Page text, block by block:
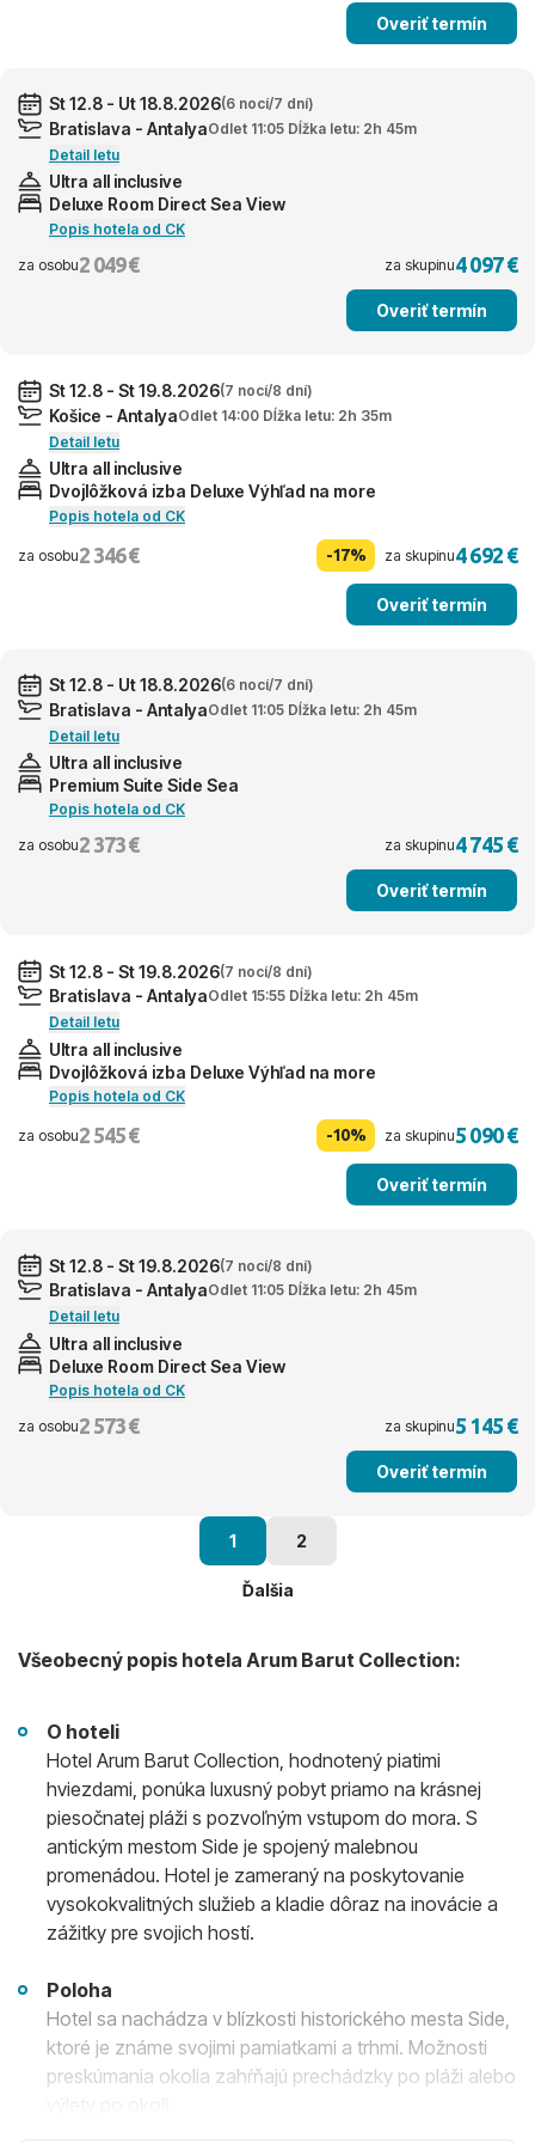
Overiť termín
St 12.8 - Ut 18.8.2026(6 nocí/7 dní)
Bratislava - AntalyaOdlet 11:05 Dĺžka letu: 2h 45m
Detail letu
Ultra all inclusive
Deluxe Room Direct Sea View
Popis hotela od CK
za osobu2 049 € za skupinu4 097 €
Overiť termín
St 12.8 - St 19.8.2026(7 nocí/8 dní)
Košice - AntalyaOdlet 14:00 Dĺžka letu: 2h 35m
Detail letu
Ultra all inclusive
Dvojlôžková izba Deluxe Výhľad na more
Popis hotela od CK
za osobu2 346 € -17% za skupinu4 692 €
Overiť termín
St 12.8 - Ut 18.8.2026(6 nocí/7 dní)
Bratislava - AntalyaOdlet 11:05 Dĺžka letu: 2h 45m
Detail letu
Ultra all inclusive
Premium Suite Side Sea
Popis hotela od CK
za osobu2 373 € za skupinu4 745 €
Overiť termín
St 12.8 - St 19.8.2026(7 nocí/8 dní)
Bratislava - AntalyaOdlet 15:55 Dĺžka letu: 2h 45m
Detail letu
Ultra all inclusive
Dvojlôžková izba Deluxe Výhľad na more
Popis hotela od CK
za osobu2 545 € -10% za skupinu5 090 €
Overiť termín
St 12.8 - St 19.8.2026(7 nocí/8 dní)
Bratislava - AntalyaOdlet 11:05 Dĺžka letu: 2h 45m
Detail letu
Ultra all inclusive
Deluxe Room Direct Sea View
Popis hotela od CK
za osobu2 573 € za skupinu5 145 €
Overiť termín
1 2
Ďalšia
Všeobecný popis hotela Arum Barut Collection:
O hoteli
Hotel Arum Barut Collection, hodnotený piatimi
hviezdami, ponúka luxusný pobyt priamo na krásnej
piesočnatej pláži s pozvoľným vstupom do mora. S
antickým mestom Side je spojený malebnou
promenádou. Hotel je zameraný na poskytovanie
vysokokvalitných služieb a kladie dôraz na inovácie a
zážitky pre svojich hostí.
Poloha
Hotel sa nachádza v blízkosti historického mesta Side,
ktoré je známe svojimi pamiatkami a trhmi. Možnosti
preskúmania okolia zahŕňajú prechádzky po pláži alebo